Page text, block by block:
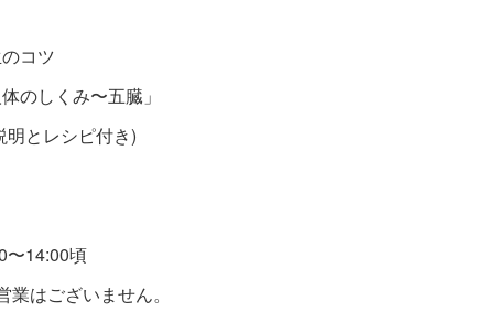
コツ
のしくみ〜五臓」
明とレシピ付き)
〜14:00頃
はございません。